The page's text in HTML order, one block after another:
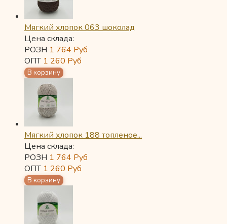
Мягкий хлопок 063 шоколад
Цена склада:
РОЗН 1 764 Руб
ОПТ 1 260 Руб
Мягкий хлопок 188 топленое...
Цена склада:
РОЗН 1 764 Руб
ОПТ 1 260 Руб